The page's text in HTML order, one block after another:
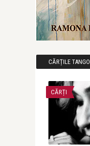
CĂRȚILE TANGO
CĂRȚI